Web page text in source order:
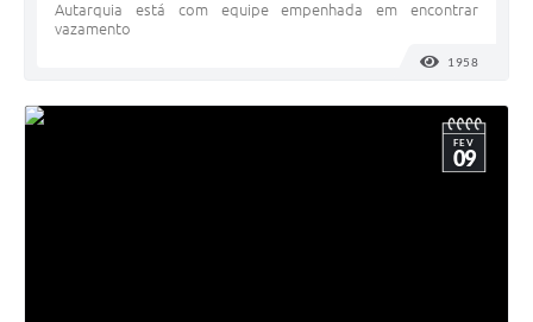
Autarquia está com equipe empenhada em encontrar
vazamento
1958
FEV
09